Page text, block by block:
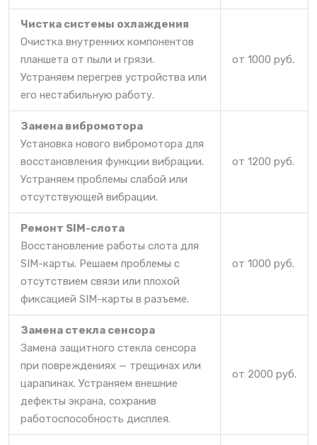
Чистка системы охлаждения
Очистка внутренних компонентов
планшета от пыли и грязи.
Устраняем перегрев устройства или
его нестабильную работу.
от 1000 руб.
Замена вибромотора
Установка нового вибромотора для
восстановления функции вибрации.
Устраняем проблемы слабой или
отсутствующей вибрации.
от 1200 руб.
Ремонт SIM-слота
Восстановление работы слота для
SIM-карты. Решаем проблемы с
отсутствием связи или плохой
фиксацией SIM-карты в разъеме.
от 1000 руб.
Замена стекла сенсора
Замена защитного стекла сенсора
при повреждениях — трещинах или
царапинах. Устраняем внешние
дефекты экрана, сохранив
работоспособность дисплея.
от 2000 руб.